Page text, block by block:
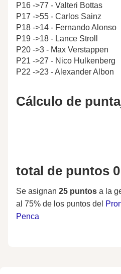
P16 ->77 - Valteri Bottas
P17 ->55 - Carlos Sainz
P18 ->14 - Fernando Alonso
P19 ->18 - Lance Stroll
P20 ->3 - Max Verstappen
P21 ->27 - Nico Hulkenberg
P22 ->23 - Alexander Albon
Cálculo de
total de puntos 0
Se asignan 25 puntos a la
al 75% de los puntos del
Penca